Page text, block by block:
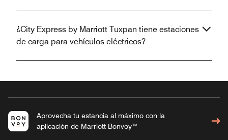
¿City Express by Marriott Tuxpan tiene estaciones
de carga para vehículos eléctricos?
Aprovecha tu estancia al máximo con la
aplicación de Marriott Bonvoy™